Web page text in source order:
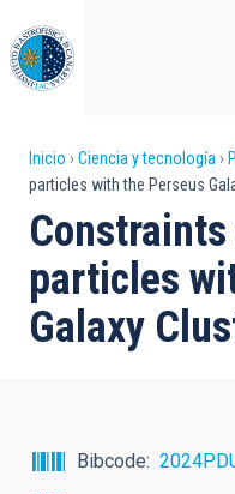
al
contenido
principal
Sobrescribir
enlaces
de
ayuda
a
Inicio Ciencia y tecnología
particles with the Perseus
particles
Galaxy
Bibcode